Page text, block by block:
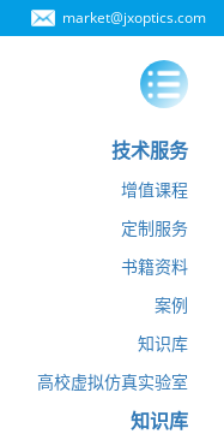
market@jxoptics.com
技术服务
增值课程
定制服务
书籍资料
案例
知识库
高校虚拟仿真实验室
知识库